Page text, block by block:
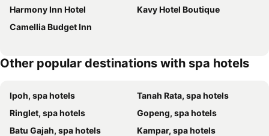
Harmony Inn Hotel
Kavy Hotel Boutique
Camellia Budget Inn
Other popular destinations with spa hotels
Ipoh, spa hotels
Tanah Rata, spa hotels
Ringlet, spa hotels
Gopeng, spa hotels
Batu Gajah, spa hotels
Kampar, spa hotels